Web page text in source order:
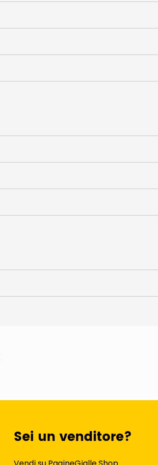
Sei un venditore?